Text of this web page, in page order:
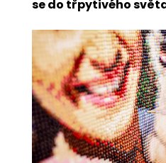
se do třpytivého